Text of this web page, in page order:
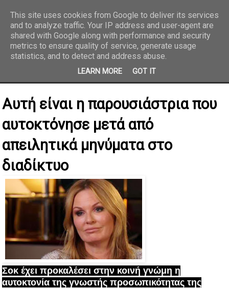
REPORTAZ NET
Αυτή είναι η παρουσιάστρια που
αυτοκτόνησε μετά από
απειλητικά μηνύματα στο
διαδίκτυο
Σοκ έχει προκαλέσει στην κοινή γνώμη η
αυτοκτονία της γνωστής προσωπικότητας της
This site uses cookies from Google to deliver its services
and to analyze traffic. Your IP address and user-agent are
shared with Google along with performance and security
metrics to ensure quality of service, generate usage
statistics, and to detect and address abuse.
LEARN MORE GOT IT